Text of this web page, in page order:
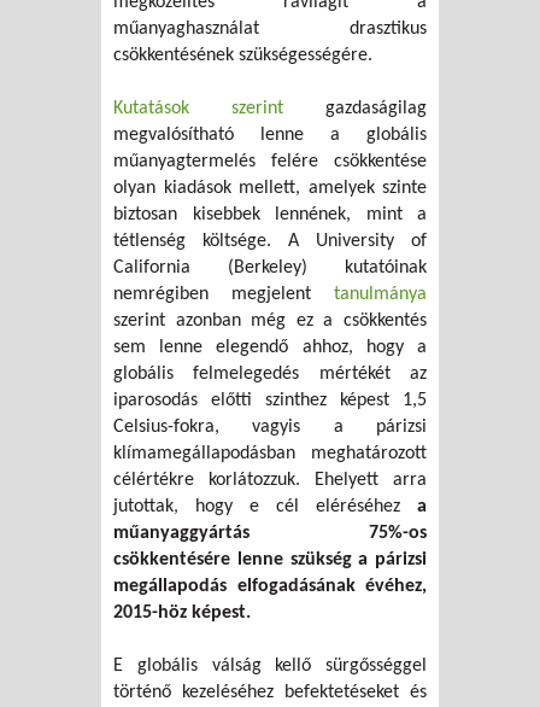
műanyaghasználat drasztikus
csökkentésének szükségességére.
Kutatások szerint gazdaságilag
megvalósítható lenne a globális
műanyagtermelés felére csökkentése
olyan kiadások mellett, amelyek szinte
biztosan kisebbek lennének, mint a
tétlenség költsége. A University of
California (Berkeley) kutatóinak
nemrégiben megjelent tanulmánya
szerint azonban még ez a csökkentés
sem lenne elegendő ahhoz, hogy a
globális felmelegedés mértékét az
iparosodás előtti szinthez képest 1,5
Celsius-fokra, vagyis a párizsi
klímamegállapodásban meghatározott
célértékre korlátozzuk. Ehelyett arra
jutottak, hogy e cél eléréséhez a
műanyaggyártás 75%-os
csökkentésére lenne szükség a párizsi
megállapodás elfogadásának évéhez,
2015-höz képest.
E globális válság kellő sürgősséggel
történő kezeléséhez befektetéseket és